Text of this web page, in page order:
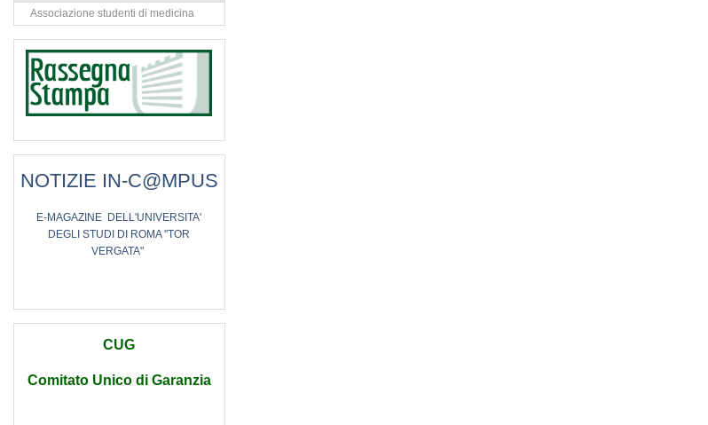
Associazione studenti di medicina
NOTIZIE IN-C@MPUS
E-MAGAZINE DELL'UNIVERSITA'
DEGLI STUDI DI ROMA "TOR
VERGATA"
CUG
Comitato Unico di Garanzia